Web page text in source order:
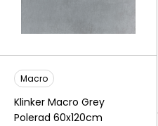
Macro
Klinker Macro Grey
Polerad 60x120cm